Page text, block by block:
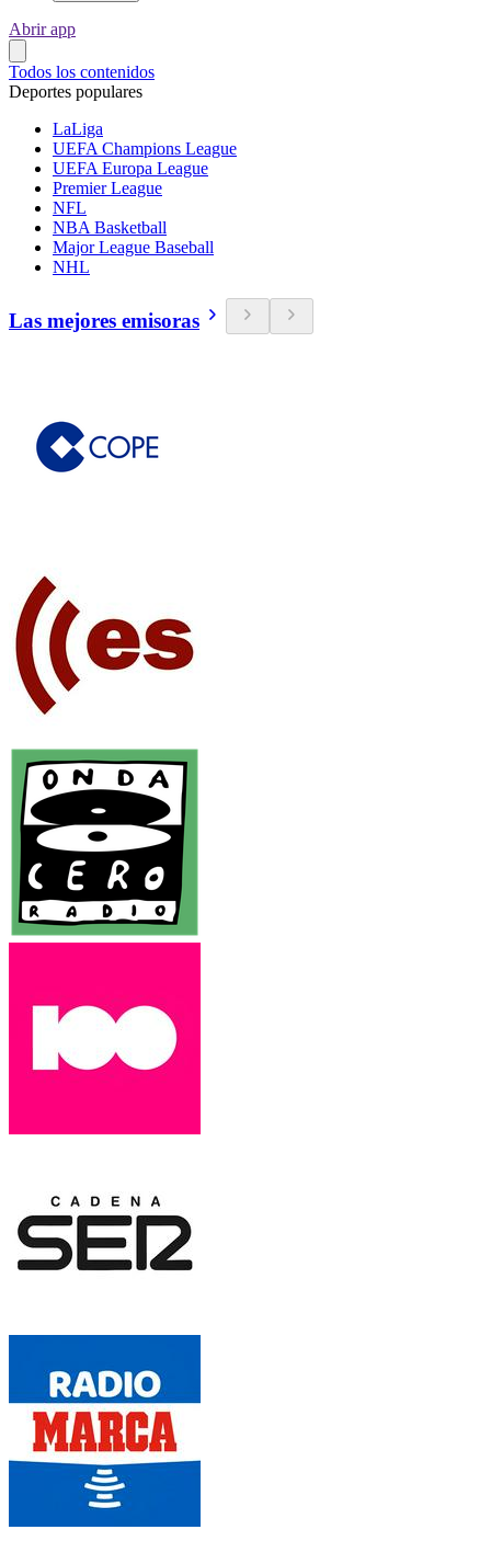
Abrir app
Todos los contenidos
Deportes populares
LaLiga
UEFA Champions League
UEFA Europa League
Premier League
NFL
NBA Basketball
Major League Baseball
NHL
Las mejores emisoras